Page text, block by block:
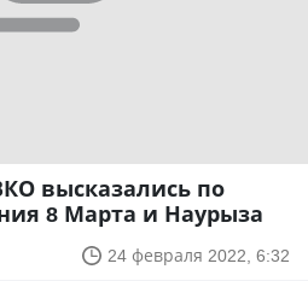
высказались по
8 Марта и Наурыза
24 февраля 2022, 6:32